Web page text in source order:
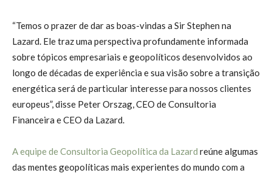
“Temos o prazer de dar as boas-vindas a Sir Stephen na
Lazard. Ele traz uma perspectiva profundamente informada
sobre tópicos empresariais e geopolíticos desenvolvidos ao
longo de décadas de experiência e sua visão sobre a transição
energética será de particular interesse para nossos clientes
europeus”, disse Peter Orszag, CEO de Consultoria
Financeira e CEO da Lazard.
A equipe de Consultoria Geopolítica da Lazard reúne algumas
das mentes geopolíticas mais experientes do mundo com a